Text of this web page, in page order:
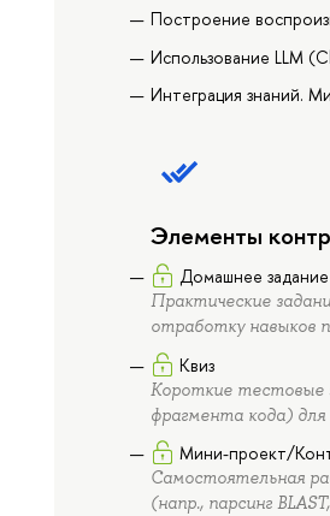
Построение
Использование LLM
Интеграция знаний.
Элементы
Домашнее задание
Практические
отработку навыков
Квиз
Короткие тестовые
фрагмента кода) для
Мини-проект/
Самостоятельная
(напр., парсинг